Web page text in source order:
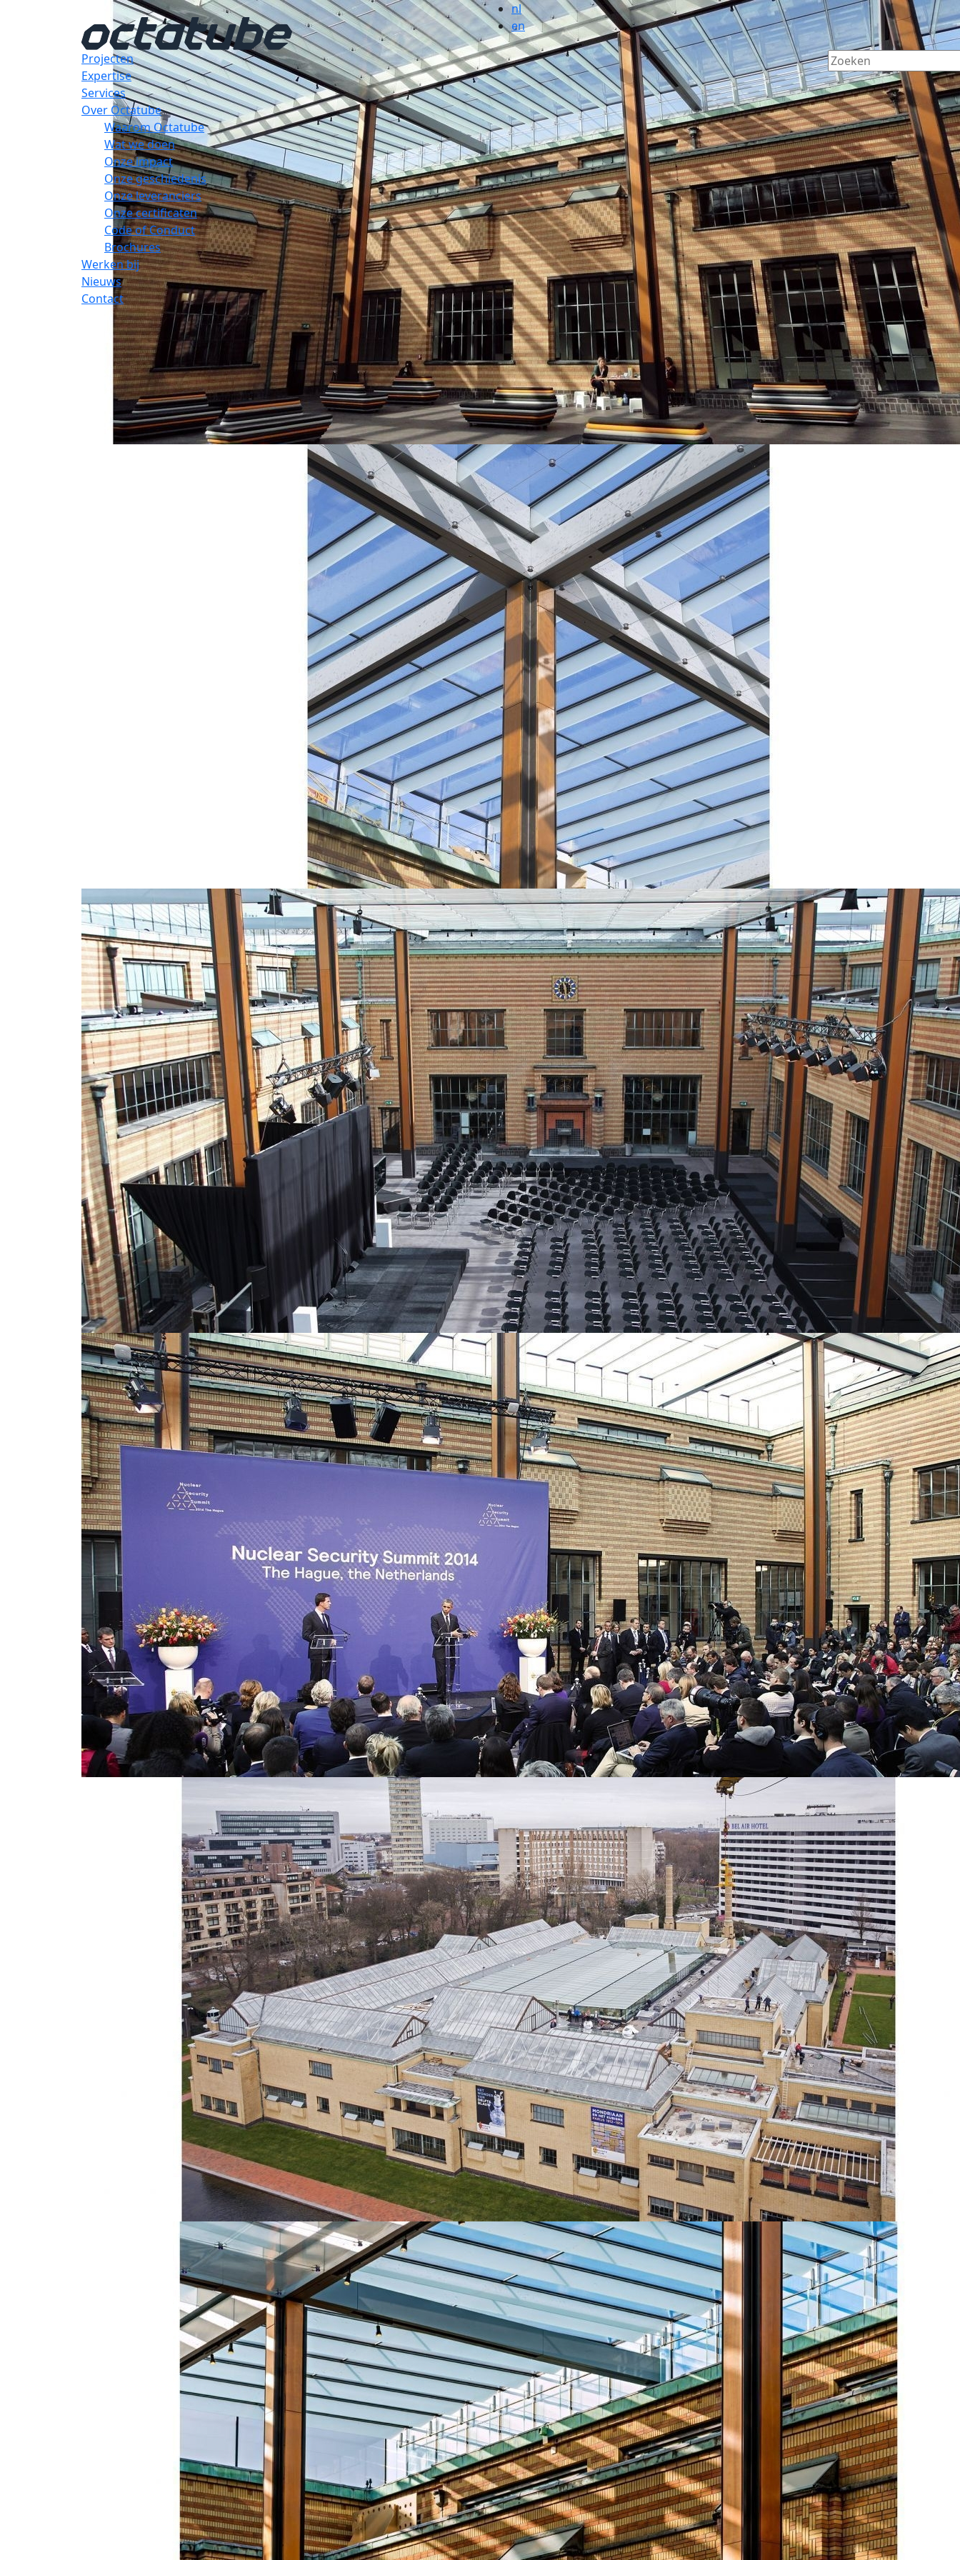
nl
en
Projecten
Expertise
Services
Over Octatube
Waarom Octatube
Wat we doen
Onze impact
Onze geschiedenis
Onze leveranciers
Onze certificaten
Code of Conduct
Brochures
Werken bij
Nieuws
Contact